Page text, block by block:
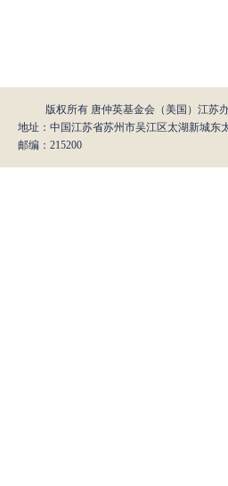
版权所有 唐仲英基金会（美国）江苏
地址：中国江苏省苏州市吴江区太湖新城东
邮编：215200